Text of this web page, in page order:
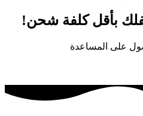
بأقل كلفة شحن!
على المساعدة